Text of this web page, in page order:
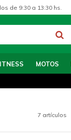
MOTOS
de 9:30 a 13:30 hs.
7 artículos